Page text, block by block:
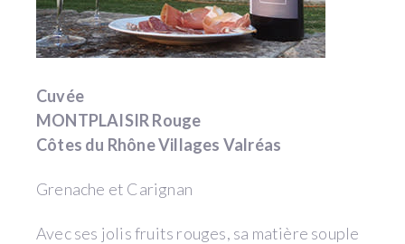
Cuvée
MONTPLAISIR Rouge
Côtes du Rhône Villages Valréas
Grenache et Carignan
Avec ses jolis fruits rouges, sa matière souple